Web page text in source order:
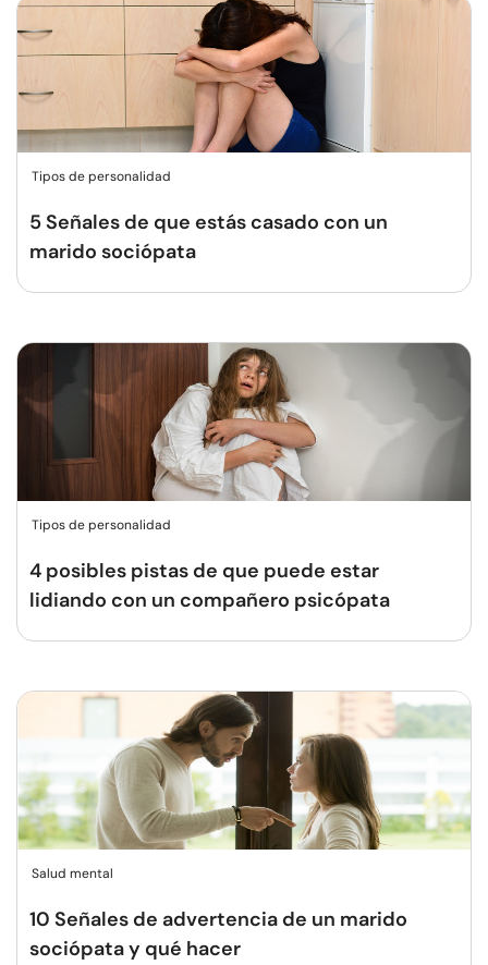
Tipos de personalidad
5 Señales de que estás casado con un
marido sociópata
Tipos de personalidad
4 posibles pistas de que puede estar
lidiando con un compañero psicópata
Salud mental
10 Señales de advertencia de un marido
sociópata y qué hacer